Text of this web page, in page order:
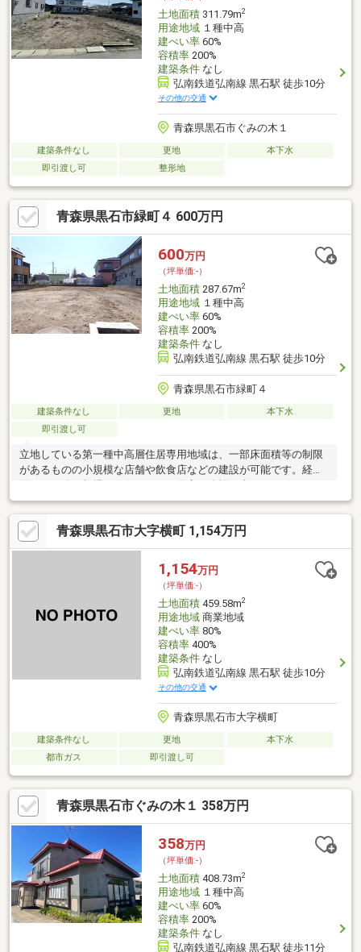
土地面積311.79m2
用途地域１種中高
建ぺい率60%
容積率200%
建築条件なし
弘南鉄道弘南線 黒石駅 徒歩10分
その他の交通
青森県黒石市ぐみの木１
建築条件なし 更地
本下水
即引渡し可
整形地
青森県黒石市緑町４ 600万円
600万円
（坪単価:-）
土地面積287.67m2
用途地域１種中高
建ぺい率60%
容積率200%
建築条件なし
弘南鉄道弘南線 黒石駅 徒歩10分
青森県黒石市緑町４
建築条件なし 更地
本下水
即引渡し可
立地している第一種中高層住居専用地域は、一部床面積等の制限
があるものの小規模な店舗や飲食店などの建設が可能です。経済
の土地です。接道10メートル以上あると非常時にも役立ちます。
土地面積は287.67㎡(公簿)でございます。駅から徒歩10分圏内に
立地しています。住宅用地なので、新しい住まいの場所としてお
すすめです。坂道がなく普段の移動も負担がかかりにくい平坦地
青森県黒石市大字横町 1,154万円
1,154万円
（坪単価:-）
土地面積459.58m2
用途地域商業地域
建ぺい率80%
容積率400%
建築条件なし
弘南鉄道弘南線 黒石駅 徒歩10分
その他の交通
青森県黒石市大字横町
建築条件なし 更地
本下水
都市ガス
即引渡し可
青森県黒石市ぐみの木１ 358万円
358万円
（坪単価:-）
土地面積408.73m2
用途地域１種中高
建ぺい率60%
容積率200%
建築条件なし
弘南鉄道弘南線 黒石駅 徒歩11分